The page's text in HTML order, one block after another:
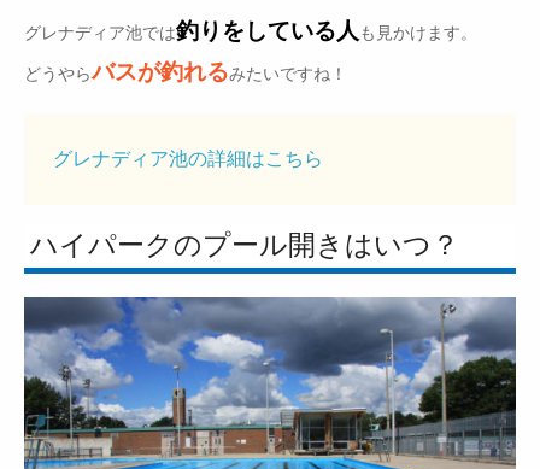
グレナディア池では釣りをしている人 も見かけます。
どうやらバスが釣れるみたいですね！
グレナディア池の詳細はこちら
ハイパークのプール開きはいつ？